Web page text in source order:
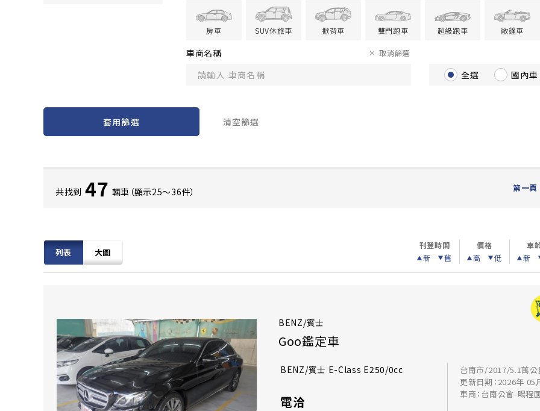
房車 SUV休旅車 掀背車 雙門跑車 超級跑車 敞篷車
車商名稱 取消篩選
全選 國內車
套用篩選 清空篩選
共找到 47 輛車（顯示25〜36件） 第一頁
列表 大圖
刊登時間
新
舊
價格
高
低
車
新
BENZ/賓士
Goo鑑定車
BENZ/賓士 E-Class E250/0cc
電洽
台南市/2017/5.1萬公
更新日期：2026年 05
車商：台南公會-暘程